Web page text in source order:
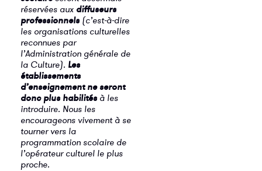
réservées aux diffuseurs
professionnels(c’est-à-dire
les organisations culturelles
reconnues par
l’Administration générale de
la Culture). Les
établissements
d’enseignement ne seront
donc plus habilités à les
introduire. Nous les
encourageons vivement à se
tourner vers la
programmation scolaire de
l’opérateur culturel le plus
proche.